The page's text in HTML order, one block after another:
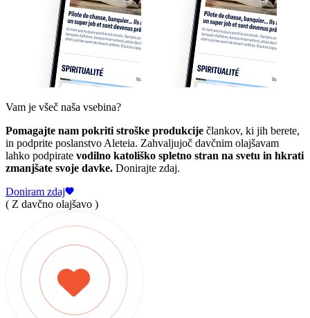
Vam je všeč naša vsebina?
Pomagajte nam pokriti stroške produkcije člankov, ki jih berete,
in podprite poslanstvo Aleteia. Zahvaljujoč davčnim olajšavam
lahko podpirate vodilno katoliško spletno stran na svetu in hkrati
zmanjšate svoje davke. Donirajte zdaj.
Doniram zdaj
( Z davčno olajšavo )